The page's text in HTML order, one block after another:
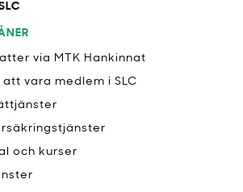
via MTK Hankinnat
vara medlem i SLC
och kurser